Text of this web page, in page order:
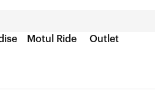
Motul Ride Outlet